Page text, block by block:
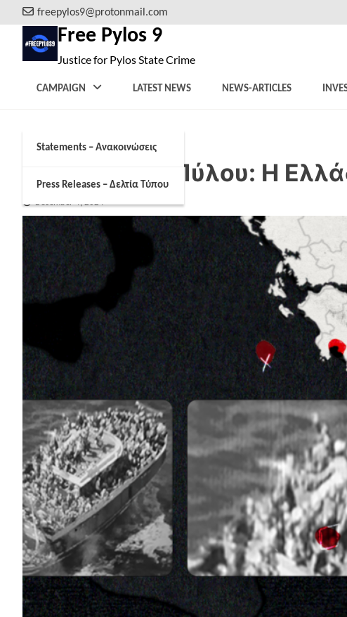
to
content
freepylos9@protonmail.com
Free Pylos 9
Justice for Pylos State Crime
CAMPAIGN
Statements – Ανακοινώσεις
Press Releases – Δελτία Τύπου
LATEST NEWS NEWS-ARTICLES
Ναυάγιο της Πύλου: Η
December 4, 2024